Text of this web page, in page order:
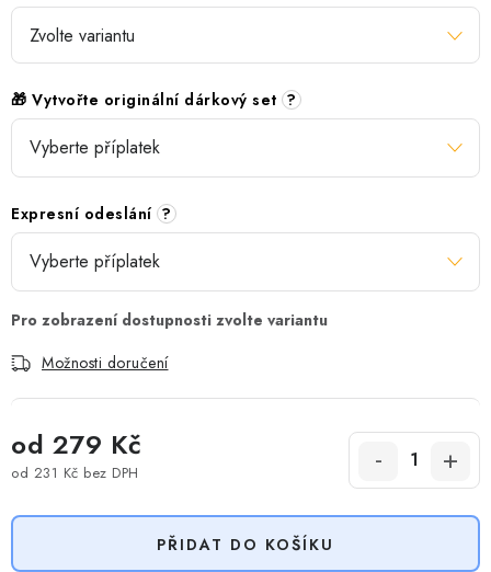
🎁 Vytvořte originální dárkový set ?
Expresní odeslání ?
Možnosti doručení
od 279 Kč
od 231 Kč bez DPH
PŘIDAT DO KOŠÍKU